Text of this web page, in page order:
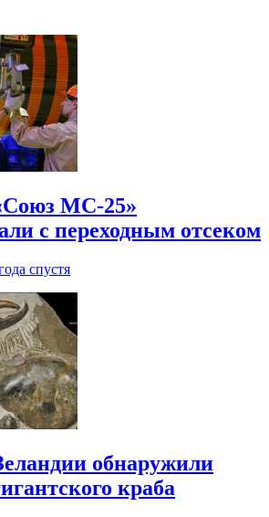
МС-25»
с переходным отсеком
спустя
обнаружили
краба